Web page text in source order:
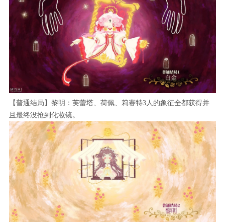
【普通结局】黎明：‌芙蕾塔、荷佩、莉赛特3人的象征全都获得并
且最终没抢到化妆镜。